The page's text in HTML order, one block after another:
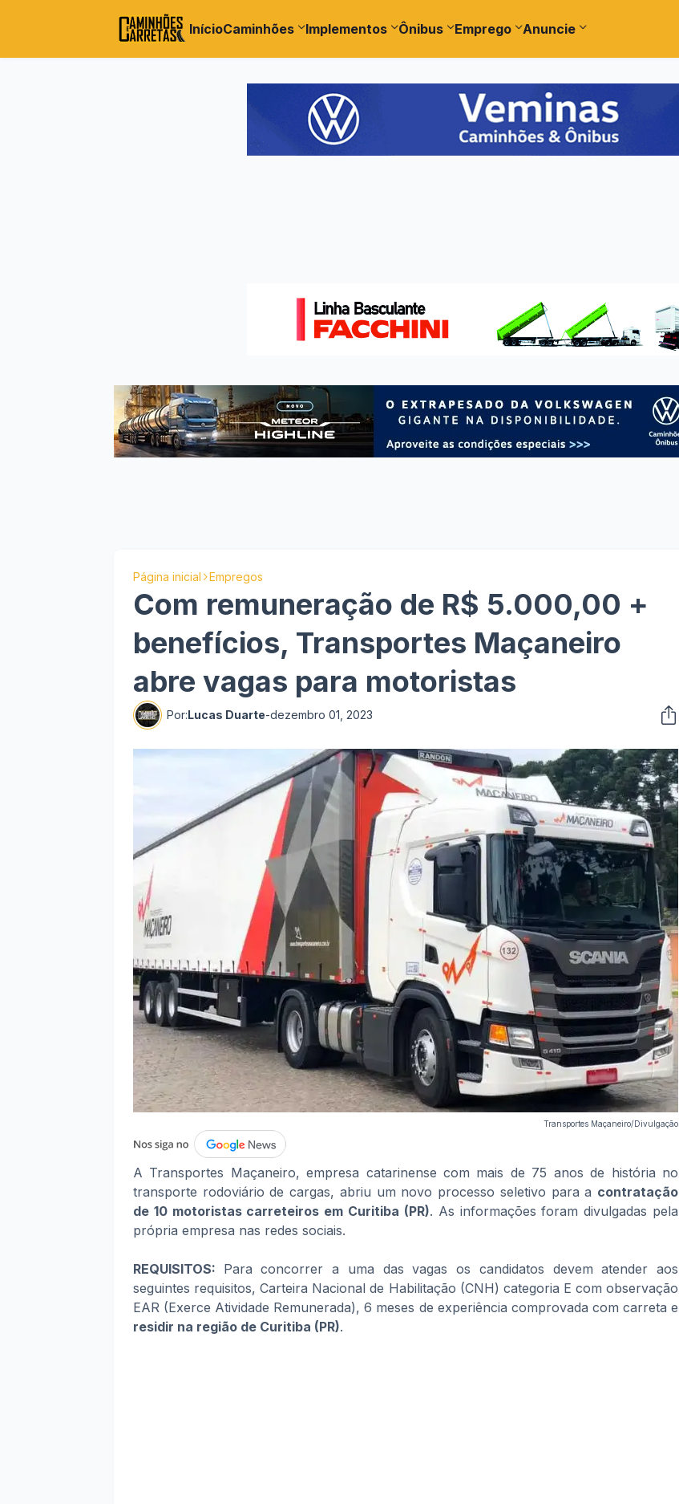
InícioCaminhões Implementos Ônibus Emprego Anuncie
Página inicial Empregos
Com remuneração de R$ 5.000,00 +
benefícios, Transportes Maçaneiro
abre vagas para motoristas
Por:Lucas Duarte-dezembro 01, 2023
Transportes Maçaneiro/Divulgação
A Transportes Maçaneiro, empresa catarinense com mais de 75 anos de história no
transporte rodoviário de cargas, abriu um novo processo seletivo para a contratação
de 10 motoristas carreteiros em Curitiba (PR). As informações foram divulgadas pela
própria empresa nas redes sociais.
REQUISITOS: Para concorrer a uma das vagas os candidatos devem atender aos
seguintes requisitos, Carteira Nacional de Habilitação (CNH) categoria E com observação
EAR (Exerce Atividade Remunerada), 6 meses de experiência comprovada com carreta e
residir na região de Curitiba (PR).